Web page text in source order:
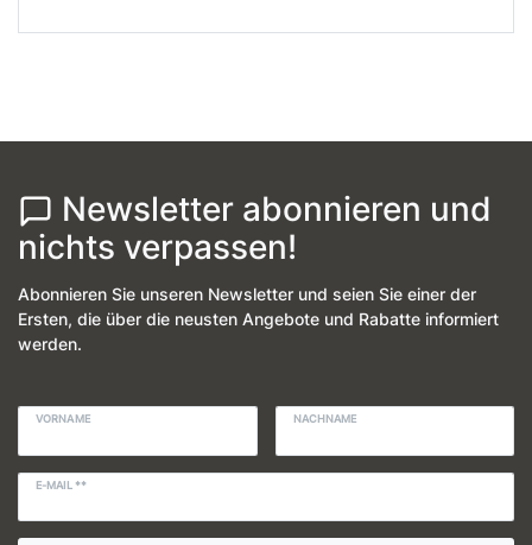
Newsletter abonnieren und
nichts verpassen!
Abonnieren Sie unseren Newsletter und seien Sie einer der
Ersten, die über die neusten Angebote und Rabatte informiert
werden.
VORNAME NACHNAME
E-MAIL **